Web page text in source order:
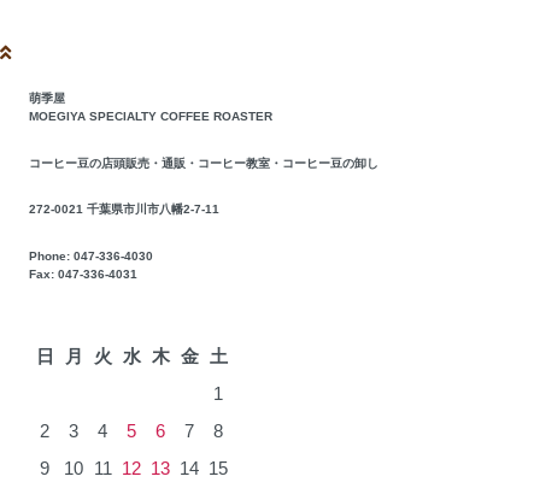
萌季屋
MOEGIYA SPECIALTY COFFEE ROASTER
コーヒー豆の店頭販売・通販・コーヒー教室・コーヒー豆の卸し
272-0021 千葉県市川市八幡2-7-11
Phone: 047-336-4030
Fax: 047-336-4031
日
月 火 水 木 金
土
1
2
3 4 5 6 7
8
9
10 11 12 13 14 15